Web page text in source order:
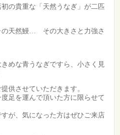
の貴重な「天然うなぎ」が二匹
の天然鰻… その大きさと力強さ
めな青うなぎですら、小さく見
供させていただきます。
足を運んで頂いた方に限らせて
が、気になった方はぜひご来店